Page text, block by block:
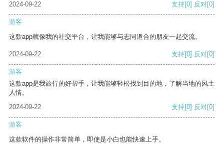
2024-09-22
支持[0] 反对[0]
游客
这款app就像我的社交平台，让我能够与志同道合的朋友一起交流。
2024-09-22 支持[0] 反对[0]
游客
这款app是我旅行的好帮手，让我能够轻松找到目的地，了解当地的风土
人情。
2024-09-22
支持[0] 反对[0]
游客
这款软件的操作非常简单，即使是小白也能快速上手。